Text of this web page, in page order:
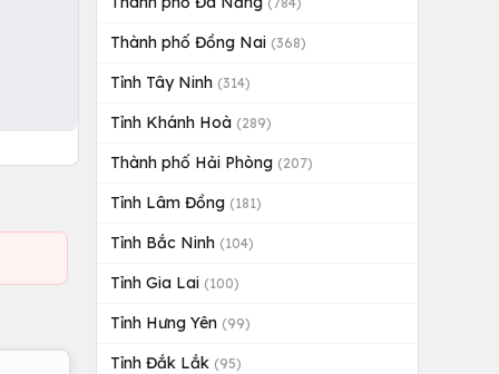
Thành phố Đồng Nai (368)
Tỉnh Tây Ninh (314)
Tỉnh Khánh Hoà (289)
Thành phố Hải Phòng (207)
Tỉnh Lâm Đồng (181)
Tỉnh Bắc Ninh (104)
Tỉnh Gia Lai (100)
Tỉnh Hưng Yên (99)
Tỉnh Đắk Lắk (95)